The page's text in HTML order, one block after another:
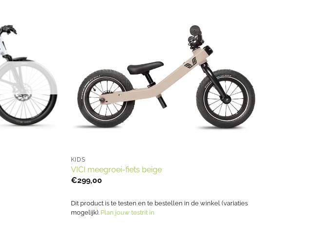
KIDS
VICI meegroei-fiets beige
€299,00
Dit product is te testen en te bestellen in de winkel (variaties
mogelijk). Plan jouw testrit in